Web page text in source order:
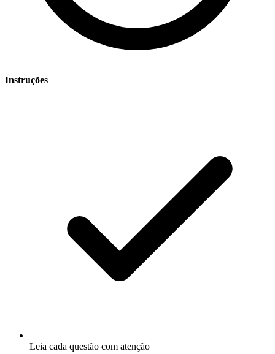
Instruções
Leia cada questão com atenção